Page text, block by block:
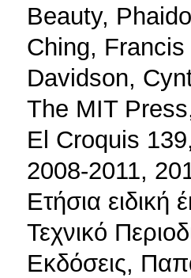
Beauty,
Ching,
Davidson,
The MIT
El Croquis
2008-2011,
Ετήσια
Τεχνικό
Εκδόσεις,